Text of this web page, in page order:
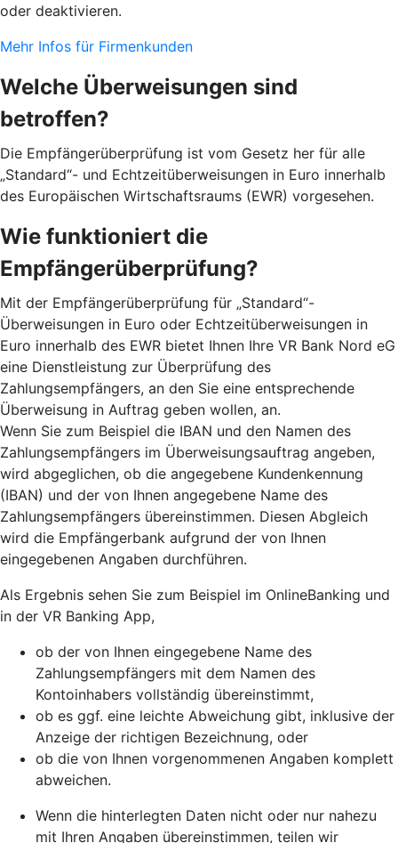
oder deaktivieren.
Mehr Infos für Firmenkunden
Welche Überweisungen sind
betroffen?
Die Empfängerüberprüfung ist vom Gesetz her für alle
„Standard“- und Echtzeitüberweisungen in Euro innerhalb
des Europäischen Wirtschaftsraums (EWR) vorgesehen.
Wie funktioniert die
Empfängerüberprüfung?
Mit der Empfängerüberprüfung für „Standard“-
Überweisungen in Euro oder Echtzeitüberweisungen in
Euro innerhalb des EWR bietet Ihnen Ihre VR Bank Nord eG
eine Dienstleistung zur Überprüfung des
Zahlungsempfängers, an den Sie eine entsprechende
Überweisung in Auftrag geben wollen, an.
Wenn Sie zum Beispiel die IBAN und den Namen des
Zahlungsempfängers im Überweisungsauftrag angeben,
wird abgeglichen, ob die angegebene Kundenkennung
(IBAN) und der von Ihnen angegebene Name des
Zahlungsempfängers übereinstimmen. Diesen Abgleich
wird die Empfängerbank aufgrund der von Ihnen
eingegebenen Angaben durchführen.
Als Ergebnis sehen Sie zum Beispiel im OnlineBanking und
in der VR Banking App,
ob der von Ihnen eingegebene Name des
Zahlungsempfängers mit dem Namen des
Kontoinhabers vollständig übereinstimmt,
ob es ggf. eine leichte Abweichung gibt, inklusive der
Anzeige der richtigen Bezeichnung, oder
ob die von Ihnen vorgenommenen Angaben komplett
abweichen.
Wenn die hinterlegten Daten nicht oder nur nahezu
mit Ihren Angaben übereinstimmen, teilen wir